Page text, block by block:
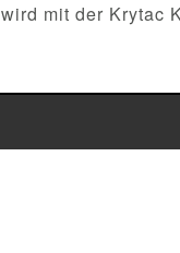
mit der Krytac